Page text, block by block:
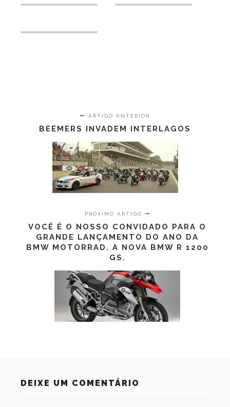
ARTIGO ANTERIOR
BEEMERS INVADEM INTERLAGOS
PRÓXIMO ARTIGO
VOCÊ É O NOSSO CONVIDADO PARA O
GRANDE LANÇAMENTO DO ANO DA
BMW MOTORRAD. A NOVA BMW R 1200
GS.
DEIXE UM COMENTÁRIO